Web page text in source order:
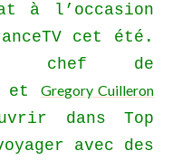
à l’occasion
cet été.
chef de
et Gregory Cuilleron
dans Top
avec des